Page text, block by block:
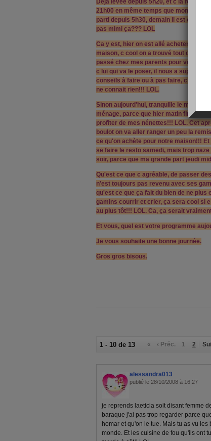
Déjà levée depuis 5h20, et c la forme,
21h00 en même temps que mon chéri
parti depuis 5h30, demain il est en
pas mimi ça??? LOL
Ca y est, hier on est allé acheter une
maison, c cool on a trouvé tout ce
passé chez mes parents pour voir
c lui qui va le poser, il nous a super
conseils à faire ou à pas faire, c bien
ne connait rien!!! LOL.
Sinon aujourd'hui, tranquille le matin,
ménage, parce que hier matin
profiter de mes nénettes!!! LOL. Cet
boulot on va aller ranger un peu la
ce qu'on achète pour notre maison!!!
se faire le resto samedi, mais trop
soir, parce que ma grande part jeudi
Qu'est ce que c agréable, de passer
n'est toujours pas revenu avec ses
qu'est ce que ça fait du bien de ne plus
gamins courrir et crier, ça sera cool si
au plus tôt!!! LOL. Ca, ça serait
Et vous, quel est votre programme
Je vous souhaite une bonne journée.
Gros gros bisous.
1 - 10 de 13 « ‹ Préc. 1 2
alessandra013
publié le 28/10/2008 à 16:27
je reprends laeticia soit disant femme
baraque j'ai pas trop regarder parce
homar et qu'on le tue. Mais tu as vu
monde. Et les cuisine de fou qu'ils ont